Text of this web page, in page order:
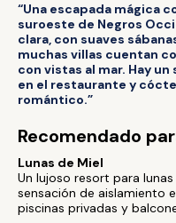
“Una escapada mágica
suroeste de Negros
clara, con suaves
muchas villas cuentan
con vistas al mar. Hay
en el restaurante y
romántico.”
Recomendado
Lunas de Miel
Un lujoso resort para
sensación de aislamiento
piscinas privadas y